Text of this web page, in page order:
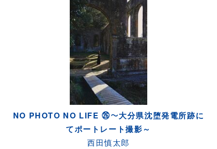
NO PHOTO NO LIFE ㉖～大分県沈堕発電所跡に
てポートレート撮影～
西田慎太郎